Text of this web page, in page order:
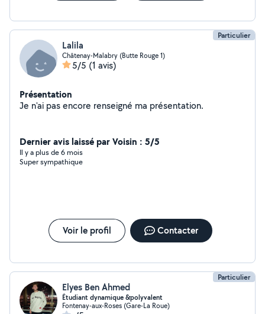
Particulier
Lalila
Châtenay-Malabry (Butte Rouge 1)
5/5 (1 avis)
Présentation
Je n'ai pas encore renseigné ma présentation.
Dernier avis laissé par Voisin : 5/5
Il y a plus de 6 mois
Super sympathique
Voir le profil Contacter
Particulier
Elyes Ben Ahmed
Étudiant dynamique &polyvalent
Fontenay-aux-Roses (Gare-La Roue)